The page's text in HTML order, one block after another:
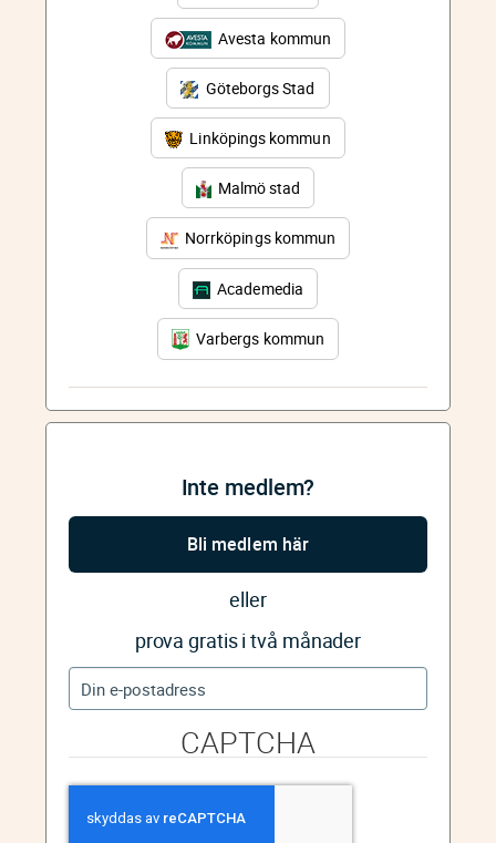
Avesta kommun
Göteborgs Stad
Linköpings kommun
Malmö stad
Norrköpings kommun
Academedia
Varbergs kommun
Inte medlem?
Bli medlem här
eller
prova gratis i två månader
CAPTCHA